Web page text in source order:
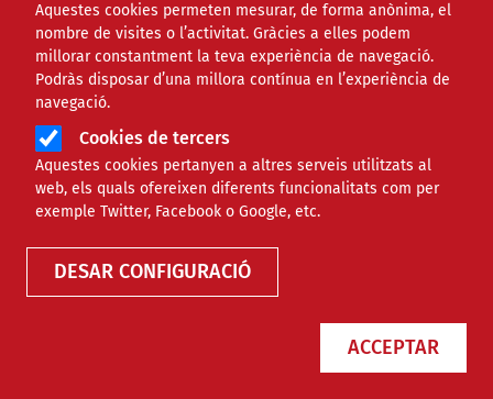
Aquestes cookies permeten mesurar, de forma anònima, el
nombre de visites o l’activitat. Gràcies a elles podem
millorar constantment la teva experiència de navegació.
Podràs disposar d’una millora contínua en l’experiència de
navegació.
Cookies de tercers
Aquestes cookies pertanyen a altres serveis utilitzats al
web, els quals ofereixen diferents funcionalitats com per
exemple Twitter, Facebook o Google, etc.
DESAR CONFIGURACIÓ
ACCEPTAR
Nous canvis en els models
190, 270, 347 i 233 a
presentar al gener i febrer de
2026
F
X Compartir en altres xarxes socials